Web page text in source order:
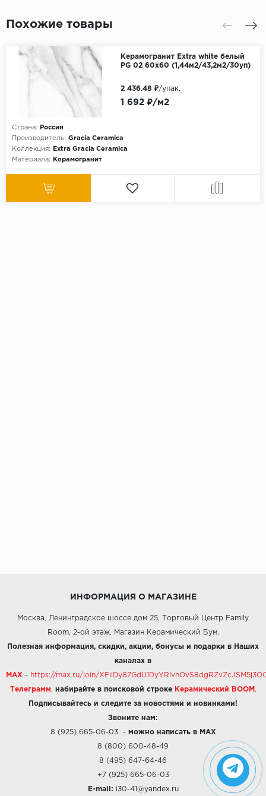
Похожие товары
Керамогранит Extra white белый
PG 02 60х60 (1,44м2/43,2м2/30уп)
Страна:
Россия
Производитель: Gracia Ceramica
Коллекция:
Extra Gracia Ceramica
Материала:
Керамогранит
1 692 ₽/м2
2 436.48 ₽/упак.
ИНФОРМАЦИЯ О МАГАЗИНЕ
Москва, Ленинградское шоссе дом 25, Торговый Центр Family
Room, 2-ой этаж, Магазин Керамический Бум.
Полезная информация, скидки, акции, бонусы и подарки в Наших
каналах в
MAX - https://max.ru/join/
Телеграмм набирайте в поисковой строке Керамический BOOM .
Подписывайтесь и следите за новостями и новинками!
Звоните нам:
8 (925) 665-06-03- можно написать в MAX
8 (800) 600-48-49
8 (495) 647-64-46
+7 (925) 665-06-03
E-mail: i30-41@yandex.ru